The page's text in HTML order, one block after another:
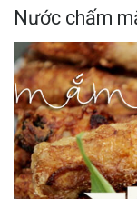
Nước chấm